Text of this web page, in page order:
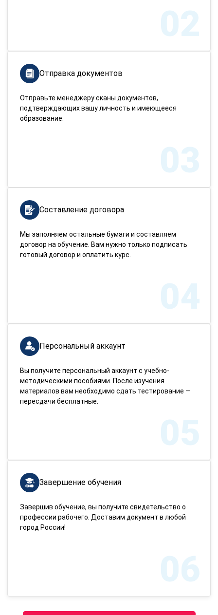
02
Отправка документов
Отправьте менеджеру сканы документов,
подтверждающих вашу личность и имеющееся
образование.
03
Составление договора
Мы заполняем остальные бумаги и составляем
договор на обучение. Вам нужно только подписать
готовый договор и оплатить курс.
04
Персональный аккаунт
Вы получите персональный аккаунт с учебно-
методическими пособиями. После изучения
материалов вам необходимо сдать тестирование —
пересдачи бесплатные.
05
Завершение обучения
Завершив обучение, вы получите свидетельство о
профессии рабочего. Доставим документ в любой
город России!
06